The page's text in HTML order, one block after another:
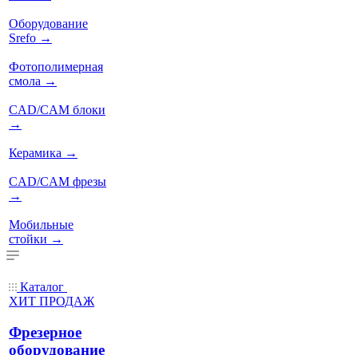
Оборудование
Srefo →
Фотополимерная
смола →
CAD/CAM блоки
→
Керамика →
CAD/CAM фрезы
→
Мобильные
стойки →
Каталог
ХИТ ПРОДАЖ
Фрезерное
оборудование